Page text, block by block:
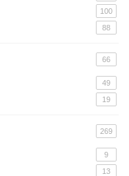
100
88
66
49
19
269
9
13